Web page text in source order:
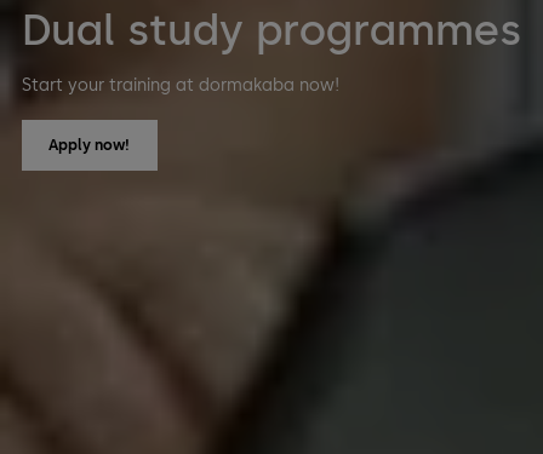
Dual study programmes
Start your training at dormakaba now!
Apply now!